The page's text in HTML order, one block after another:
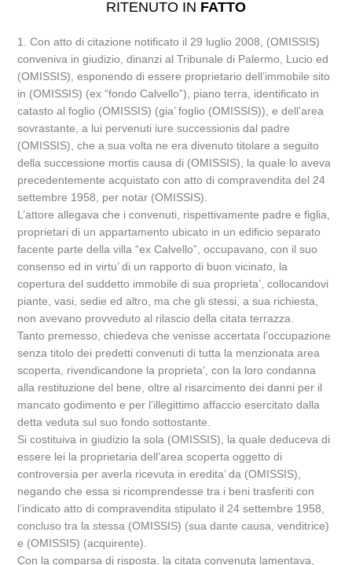
RITENUTO IN FATTO
1. Con atto di citazione notificato il 29 luglio 2008, (OMISSIS)
conveniva in giudizio, dinanzi al Tribunale di Palermo, Lucio ed
(OMISSIS), esponendo di essere proprietario dell’immobile sito
in (OMISSIS) (ex “fondo Calvello”), piano terra, identificato in
catasto al foglio (OMISSIS) (gia’ foglio (OMISSIS)), e dell’area
sovrastante, a lui pervenuti iure successionis dal padre
(OMISSIS), che a sua volta ne era divenuto titolare a seguito
della successione mortis causa di (OMISSIS), la quale lo aveva
precedentemente acquistato con atto di compravendita del 24
settembre 1958, per notar (OMISSIS).
L’attore allegava che i convenuti, rispettivamente padre e figlia,
proprietari di un appartamento ubicato in un edificio separato
facente parte della villa “ex Calvello”, occupavano, con il suo
consenso ed in virtu’ di un rapporto di buon vicinato, la
copertura del suddetto immobile di sua proprieta’, collocandovi
piante, vasi, sedie ed altro, ma che gli stessi, a sua richiesta,
non avevano provveduto al rilascio della citata terrazza.
Tanto premesso, chiedeva che venisse accertata l’occupazione
senza titolo dei predetti convenuti di tutta la menzionata area
scoperta, rivendicandone la proprieta’, con la loro condanna
alla restituzione del bene, oltre al risarcimento dei danni per il
mancato godimento e per l’illegittimo affaccio esercitato dalla
detta veduta sul suo fondo sottostante.
Si costituiva in giudizio la sola (OMISSIS), la quale deduceva di
essere lei la proprietaria dell’area scoperta oggetto di
controversia per averla ricevuta in eredita’ da (OMISSIS),
negando che essa si ricomprendesse tra i beni trasferiti con
l’indicato atto di compravendita stipulato il 24 settembre 1958,
concluso tra la stessa (OMISSIS) (sua dante causa, venditrice)
e (OMISSIS) (acquirente).
Con la comparsa di risposta, la citata convenuta lamentava,